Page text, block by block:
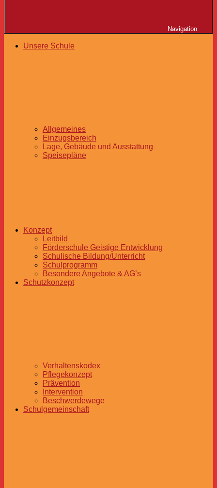
Navigation
Unsere Schule
Allgemeines
Einzugsbereich
Lage, Gebäude und Ausstattung
Speisepläne
Konzept
Leitbild
Förderschule Geistige Entwicklung
Schulische Bildung/Unterricht
Schulprogramm
Besondere Angebote & AG’s
Schutzkonzept
Verhaltenskodex
Pflegekonzept
Prävention
Intervention
Beschwerdewege
Schulgemeinschaft